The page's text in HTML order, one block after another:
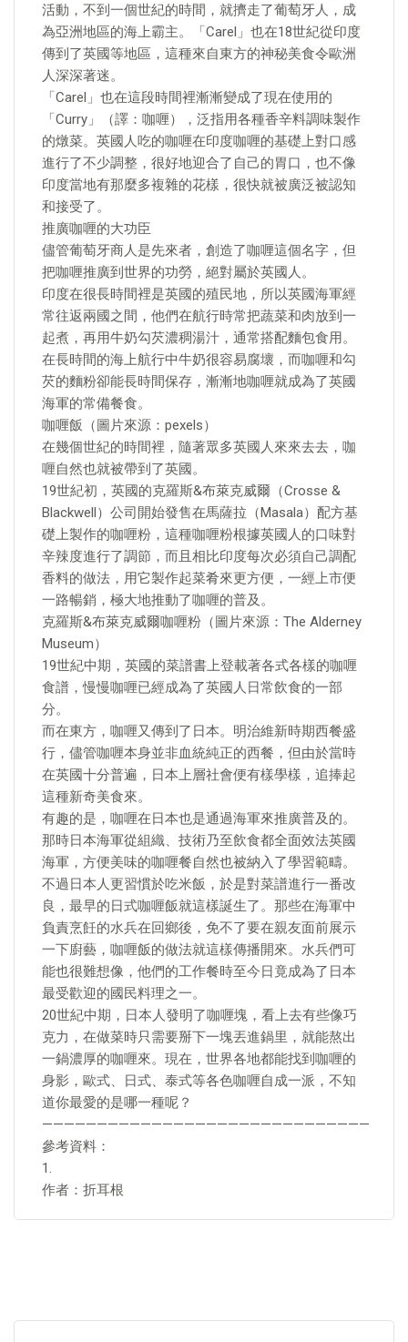
活動，不到一個世紀的時間，就擠走了葡萄牙人，成
為亞洲地區的海上霸主。「Carel」也在18世紀從印度
傳到了英國等地區，這種來自東方的神秘美食令歐洲
人深深著迷。
「Carel」也在這段時間裡漸漸變成了現在使用的
「Curry」（譯：咖喱），泛指用各種香辛料調味製作
的燉菜。英國人吃的咖喱在印度咖喱的基礎上對口感
進行了不少調整，很好地迎合了自己的胃口，也不像
印度當地有那麼多複雜的花樣，很快就被廣泛被認知
和接受了。
推廣咖喱的大功臣
儘管葡萄牙商人是先來者，創造了咖喱這個名字，但
把咖喱推廣到世界的功勞，絕對屬於英國人。
印度在很長時間裡是英國的殖民地，所以英國海軍經
常往返兩國之間，他們在航行時常把蔬菜和肉放到一
起煮，再用牛奶勾芡濃稠湯汁，通常搭配麵包食用。
在長時間的海上航行中牛奶很容易腐壞，而咖喱和勾
芡的麵粉卻能長時間保存，漸漸地咖喱就成為了英國
海軍的常備餐食。
咖喱飯（圖片來源：pexels）
在幾個世紀的時間裡，隨著眾多英國人來來去去，咖
喱自然也就被帶到了英國。
19世紀初，英國的克羅斯&布萊克威爾（Crosse &
Blackwell）公司開始發售在馬薩拉（Masala）配方基
礎上製作的咖喱粉，這種咖喱粉根據英國人的口味對
辛辣度進行了調節，而且相比印度每次必須自己調配
香料的做法，用它製作起菜肴來更方便，一經上市便
一路暢銷，極大地推動了咖喱的普及。
克羅斯&布萊克威爾咖喱粉（圖片來源：The Alderney
Museum）
19世紀中期，英國的菜譜書上登載著各式各樣的咖喱
食譜，慢慢咖喱已經成為了英國人日常飲食的一部
分。
而在東方，咖喱又傳到了日本。明治維新時期西餐盛
行，儘管咖喱本身並非血統純正的西餐，但由於當時
在英國十分普遍，日本上層社會便有樣學樣，追捧起
這種新奇美食來。
有趣的是，咖喱在日本也是通過海軍來推廣普及的。
那時日本海軍從組織、技術乃至飲食都全面效法英國
海軍，方便美味的咖喱餐自然也被納入了學習範疇。
不過日本人更習慣於吃米飯，於是對菜譜進行一番改
良，最早的日式咖喱飯就這樣誕生了。那些在海軍中
負責烹飪的水兵在回鄉後，免不了要在親友面前展示
一下廚藝，咖喱飯的做法就這樣傳播開來。水兵們可
能也很難想像，他們的工作餐時至今日竟成為了日本
最受歡迎的國民料理之一。
20世紀中期，日本人發明了咖喱塊，看上去有些像巧
克力，在做菜時只需要掰下一塊丟進鍋里，就能熬出
一鍋濃厚的咖喱來。現在，世界各地都能找到咖喱的
身影，歐式、日式、泰式等各色咖喱自成一派，不知
道你最愛的是哪一種呢？
——————————————————————————————
參考資料：
1.
作者：折耳根